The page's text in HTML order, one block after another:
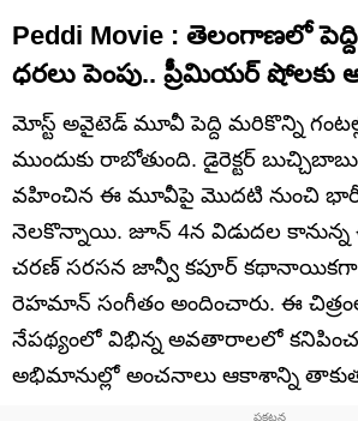
Peddi Movie : తెలంగాణలో
ధరలు పెంపు.. ప్రీమియర్ షోలకు
మోస్ట్ అవైటెడ్ మూవీ పెద్ది మరికొన్ని
ముందుకు రాబోతుంది. డైరెక్టర్
వహించిన ఈ మూవీపై మొదటి నుంచి
నెలకొన్నాయి. జూన్ 4న విడుదల
చరణ్ సరసన జాన్వీ కపూర్ కథానాయికగా
రెహమాన్ సంగీతం అందించారు. ఈ
నేపథ్యంలో విభిన్న అవతారాలలో
అభిమానుల్లో అంచనాలు ఆకాశాన్ని